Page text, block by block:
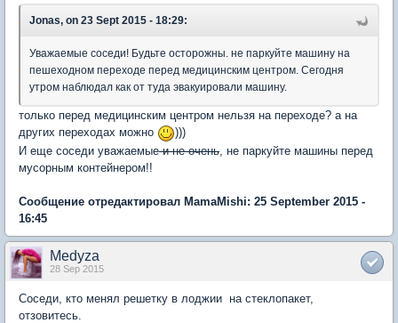
Jonas, on 23 Sept 2015 - 18:29:
Уважаемые соседи! Будьте осторожны. не паркуйте машину на
пешеходном переходе перед медицинским центром. Сегодня
утром наблюдал как от туда эвакуировали машину.
только перед медицинским центром нельзя на переходе? а на
других переходах можно
)))
И еще соседи уважаемыеи не очень , не паркуйте машины перед
мусорным контейнером!!
Сообщение отредактировал MamaMishi: 25 September 2015 -
16:45
Medyza
28 Sep 2015
Соседи, кто менял решетку в лоджии на стеклопакет,
отзовитесь.